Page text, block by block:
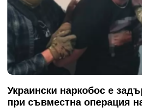
Украински наркобос е
при съвместна операция